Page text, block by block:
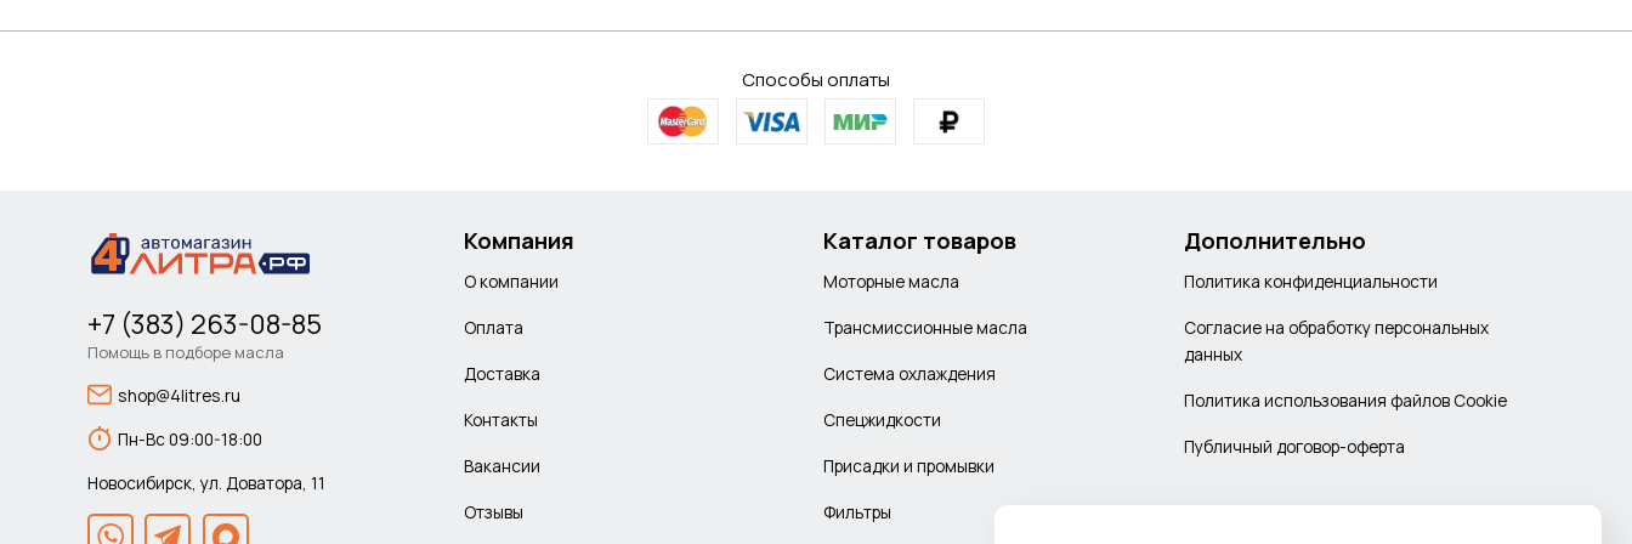
Способы оплаты
+7 (383) 263-08-85
Помощь в подборе масла
shop@4litres.ru
Пн-Вс 09:00-18:00
Новосибирск, ул. Доватора, 11
Компания
О компании
Оплата
Доставка
Контакты
Вакансии
Отзывы
Каталог товаров
Моторные масла
Трансмиссионные масла
Система охлаждения
Спецжидкости
Присадки и промывки
Фильтры
Дополнительно
Политика конфиденциальности
Согласие на обработку персональных
данных
Политика использования файлов Cookie
Публичный договор-оферта